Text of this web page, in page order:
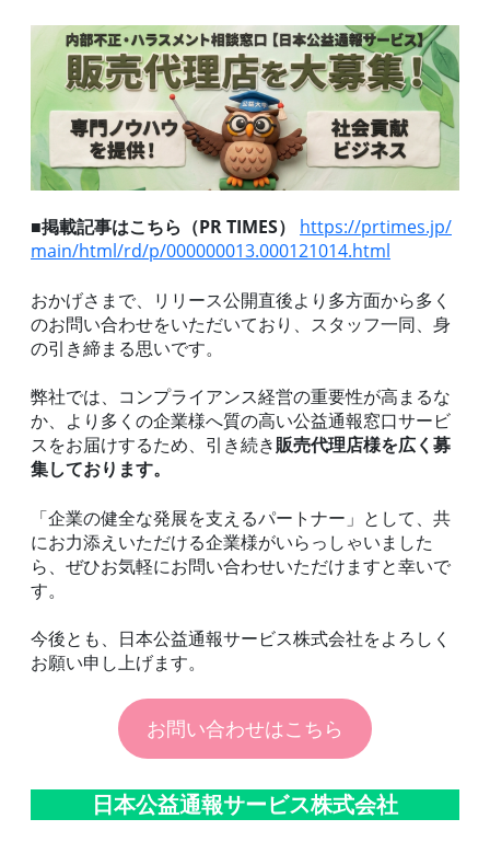
■掲載記事はこちら（PR TIMES）
https://prtimes.jp/
main/html/rd/p/000000013.000121014.html
おかげさまで、リリース公開直後より多方面から多く
のお問い合わせをいただいており、スタッフ一同、身
の引き締まる思いです。
弊社では、コンプライアンス経営の重要性が高まるな
か、より多くの企業様へ質の高い公益通報窓口サービ
スをお届けするため、引き続き販売代理店様を広く募
集しております。
「企業の健全な発展を支えるパートナー」として、共
にお力添えいただける企業様がいらっしゃいました
ら、ぜひお気軽にお問い合わせいただけますと幸いで
す。
今後とも、日本公益通報サービス株式会社をよろしく
お願い申し上げます。
お問い合わせはこちら
日本公益通報サービス株式会社